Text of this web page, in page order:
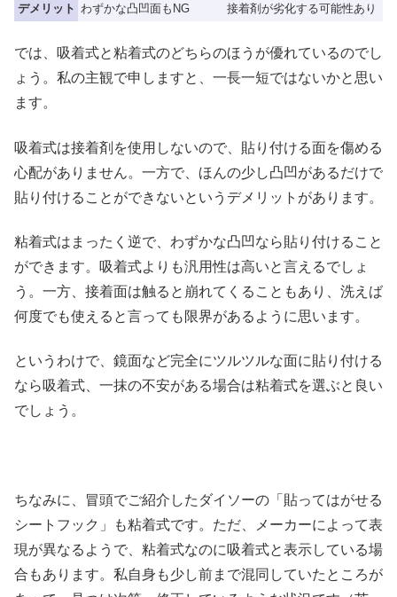
デメリット わずかな凸凹面もNG 接着剤が劣化する可能性あり
では、吸着式と粘着式のどちらのほうが優れているのでし
ょう。私の主観で申しますと、一長一短ではないかと思い
ます。
吸着式は接着剤を使用しないので、貼り付ける面を傷める
心配がありません。一方で、ほんの少し凸凹があるだけで
貼り付けることができないというデメリットがあります。
粘着式はまったく逆で、わずかな凸凹なら貼り付けること
ができます。吸着式よりも汎用性は高いと言えるでしょ
う。一方、接着面は触ると崩れてくることもあり、洗えば
何度でも使えると言っても限界があるように思います。
というわけで、鏡面など完全にツルツルな面に貼り付ける
なら吸着式、一抹の不安がある場合は粘着式を選ぶと良い
でしょう。
ちなみに、冒頭でご紹介したダイソーの「貼ってはがせる
シートフック」も粘着式です。ただ、メーカーによって表
現が異なるようで、粘着式なのに吸着式と表示している場
合もあります。私自身も少し前まで混同していたところが